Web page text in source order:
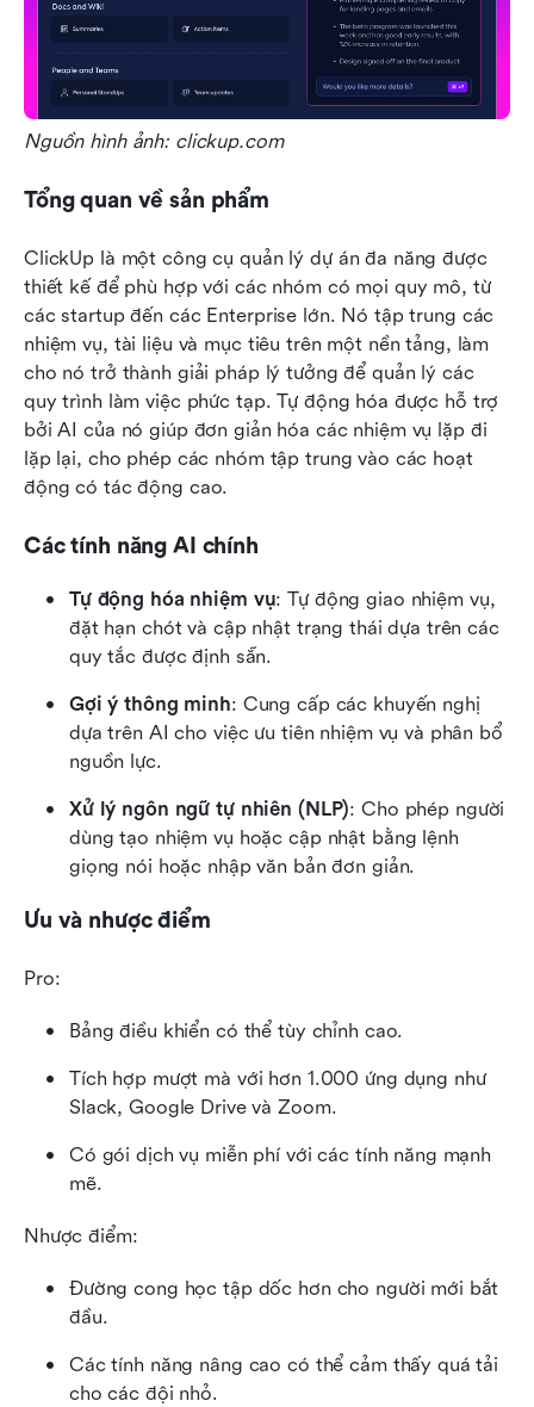
Nguồn hình ảnh: clickup.com
Tổng quan về sản phẩm
ClickUp là một công cụ quản lý dự án đa năng được
thiết kế để phù hợp với các nhóm có mọi quy mô, từ
các startup đến các Enterprise lớn. Nó tập trung các
nhiệm vụ, tài liệu và mục tiêu trên một nền tảng, làm
cho nó trở thành giải pháp lý tưởng để quản lý các
quy trình làm việc phức tạp. Tự động hóa được hỗ trợ
bởi AI của nó giúp đơn giản hóa các nhiệm vụ lặp đi
lặp lại, cho phép các nhóm tập trung vào các hoạt
động có tác động cao.
Các tính năng AI chính
Tự động hóa nhiệm vụ: Tự động giao nhiệm vụ,
đặt hạn chót và cập nhật trạng thái dựa trên các
quy tắc được định sẵn.
Gợi ý thông minh: Cung cấp các khuyến nghị
dựa trên AI cho việc ưu tiên nhiệm vụ và phân bổ
nguồn lực.
Xử lý ngôn ngữ tự nhiên (NLP): Cho phép người
dùng tạo nhiệm vụ hoặc cập nhật bằng lệnh
giọng nói hoặc nhập văn bản đơn giản.
Ưu và nhược điểm
Pro:
Bảng điều khiển có thể tùy chỉnh cao.
Tích hợp mượt mà với hơn 1.000 ứng dụng như
Slack, Google Drive và Zoom.
Có gói dịch vụ miễn phí với các tính năng mạnh
mẽ.
Nhược điểm:
Đường cong học tập dốc hơn cho người mới bắt
đầu.
Các tính năng nâng cao có thể cảm thấy quá tải
cho các đội nhỏ.